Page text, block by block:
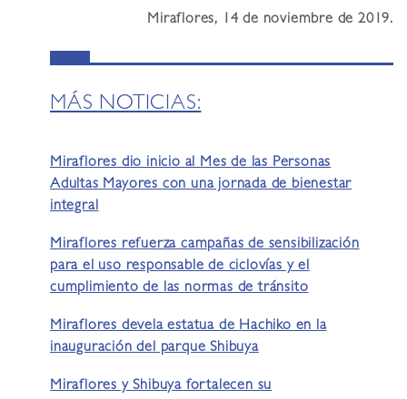
Miraflores, 14 de noviembre de 2019.
MÁS NOTICIAS:
Miraflores dio inicio al Mes de las Personas
Adultas Mayores con una jornada de bienestar
integral
Miraflores refuerza campañas de sensibilización
para el uso responsable de ciclovías y el
cumplimiento de las normas de tránsito
Miraflores devela estatua de Hachiko en la
inauguración del parque Shibuya
Miraflores y Shibuya fortalecen su